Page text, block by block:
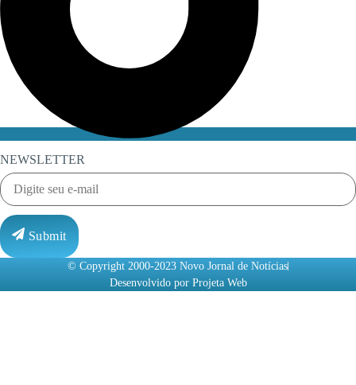
NEWSLETTER
Submit
© Copyright 2000-2023 Novo Jornal de Notícias
Desenvolvido por Projeta Web